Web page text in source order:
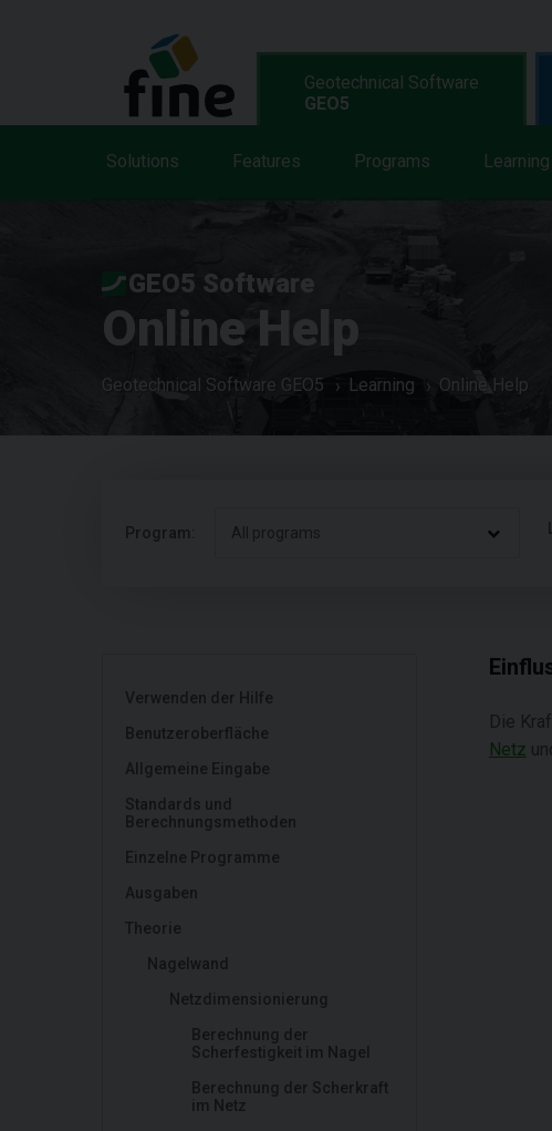
Geotechnical Software
GEO5
Solutions Features Programs Learning
GEO5 Software
Online Help
Geotechnical Software GEO5 Learning Online Help
Program: All programs
Verwenden der Hilfe
Benutzeroberfläche
Allgemeine Eingabe
Standards und
Berechnungsmethoden
Einzelne Programme
Ausgaben
Theorie
Nagelwand
Netzdimensionierung
Berechnung der
Scherfestigkeit im Nagel
Berechnung der Scherkraft
im Netz
Die
Netz